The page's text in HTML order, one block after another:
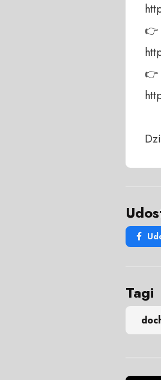
👉
👉
Tagi